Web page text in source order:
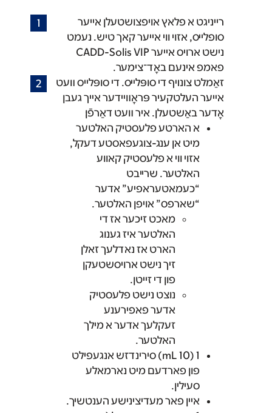
רייניגט א פלאץ אויפצושטעלן אייער
סופלייס, אזוי ווי אייער קאך טיש. נעמט
נישט ארויס אייער CADD-Solis VIP
פאמפ אינעם באָד־צימער.
זאַמלט צונױף די סופּלײס. די סופּלײס װעט
אײער העלטקעיר פּראָװײדער אײך געבן
אָדער באַשטעלן. איר װעט דאַרפֿן׃
א הארטע פלעסטיק האלטער
מיט אן ענג-צוגעפאסטע דעקל,
אזוי ווי א פלעסטיק קאווע
האלטער. שרייבט
“כעמאטעראפיע” אדער
“שארפס” אויפן האלטער.
מאכט זיכער אז די
האלטער איז גענוג
הארט אז נאדלעך זאלן
זיך נישט ארויסשטעקן
פון די זייטן.
נוצט נישט פלעסטיק
אדער פאפירענע
זעקלעך אדער א מילך
האלטער.
1 (10 mL) סירינדזש אנגעפילט
פון פארדעם מיט נארמאלע
סעילין.
איין פאר מעדיצינישע הענטשיך.